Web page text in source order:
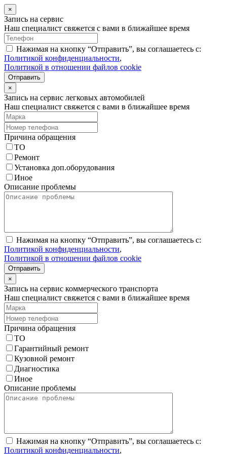
×
Запись на сервис
Наш специалист свяжется с вами в ближайшее время
Нажимая на кнопку “Отправить”, вы соглашаетесь с:
Политикой конфиденциальности,
Политикой в отношении файлов cookie
Отправить
×
Запись на сервис легковых автомобилей
Наш специалист свяжется с вами в ближайшее время
Причина обращения
ТО
Ремонт
Установка доп.оборудования
Иное
Описание проблемы
Нажимая на кнопку “Отправить”, вы соглашаетесь с:
Политикой конфиденциальности,
Политикой в отношении файлов cookie
Отправить
×
Запись на сервис коммерческого транспорта
Наш специалист свяжется с вами в ближайшее время
Причина обращения
ТО
Гарантийный ремонт
Кузовной ремонт
Диагностика
Иное
Описание проблемы
Нажимая на кнопку “Отправить”, вы соглашаетесь с:
Политикой конфиденциальности,